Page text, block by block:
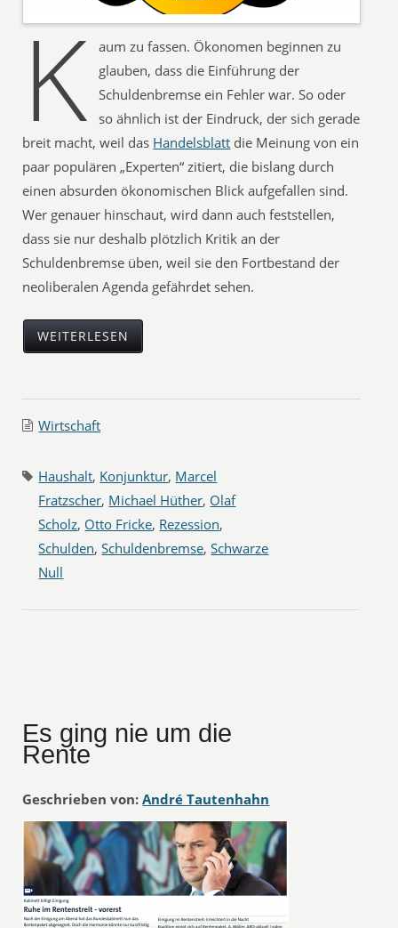
K
aum zu fassen. Ökonomen beginnen zu
glauben, dass die Einführung der
Schuldenbremse ein Fehler war. So oder
so ähnlich ist der Eindruck, der sich gerade
breit macht, weil das Handelsblatt die Meinung von ein
paar populären „Experten“ zitiert, die bislang durch
einen absurden ökonomischen Blick aufgefallen sind.
Wer genauer hinschaut, wird dann auch feststellen,
dass sie nur deshalb plötzlich Kritik an der
Schuldenbremse üben, weil sie den Fortbestand der
neoliberalen Agenda gefährdet sehen.
WEITERLESEN
Wirtschaft
Haushalt, Konjunktur, Marcel
Fratzscher, Michael Hüther, Olaf
Scholz, Otto Fricke, Rezession,
Schulden,Schuldenbremse,Schwarze
Null
Es ging nie um die
Rente
Geschrieben von: André Tautenhahn